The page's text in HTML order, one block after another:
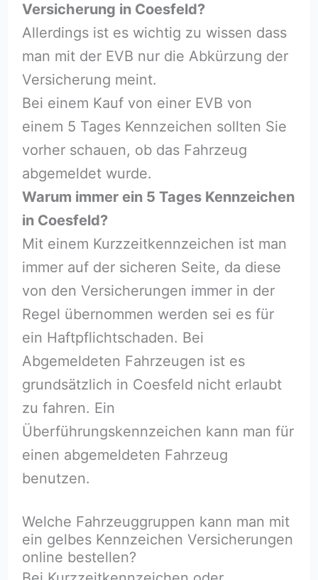
Versicherung in Coesfeld?
Allerdings ist es wichtig zu wissen dass
man mit der EVB nur die Abkürzung der
Versicherung meint.
Bei einem Kauf von einer EVB von
einem 5 Tages Kennzeichen sollten Sie
vorher schauen, ob das Fahrzeug
abgemeldet wurde.
Warum immer ein 5 Tages Kennzeichen
in Coesfeld?
Mit einem Kurzzeitkennzeichen ist man
immer auf der sicheren Seite, da diese
von den Versicherungen immer in der
Regel übernommen werden sei es für
ein Haftpflichtschaden. Bei
Abgemeldeten Fahrzeugen ist es
grundsätzlich in Coesfeld nicht erlaubt
zu fahren. Ein
Überführungskennzeichen kann man für
einen abgemeldeten Fahrzeug
benutzen.
Welche Fahrzeuggruppen kann man mit
ein gelbes Kennzeichen Versicherungen
online bestellen?